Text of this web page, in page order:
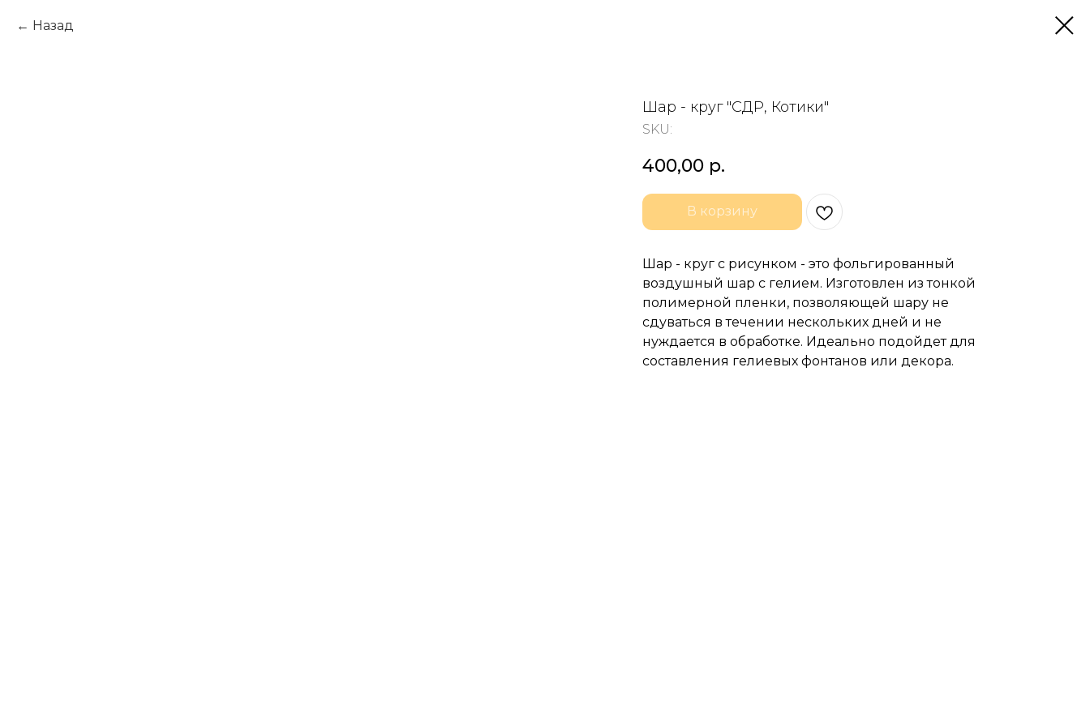
Назад
Шар - круг "СДР, Котики"
SKU:
400,00 р.
В корзину
Шар - круг с рисунком - это фольгированный
воздушный шар с гелием. Изготовлен из тонкой
полимерной пленки, позволяющей шару не
сдуваться в течении нескольких дней и не
нуждается в обработке. Идеально подойдет для
составления гелиевых фонтанов или декора.